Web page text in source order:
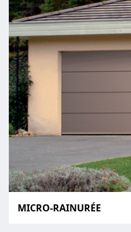
MICRO-RAINURÉE